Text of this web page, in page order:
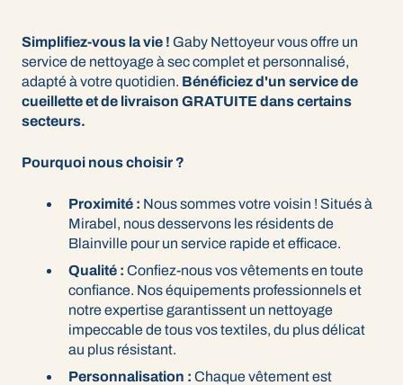
Simplifiez-vous la vie ! Gaby Nettoyeur vous offre un
service de nettoyage à sec complet et personnalisé,
adapté à votre quotidien. Bénéficiez d'un service de
cueillette et de livraison GRATUITE dans certains
secteurs.
Pourquoi nous choisir ?
Proximité : Nous sommes votre voisin ! Situés à
Mirabel, nous desservons les résidents de
Blainville pour un service rapide et efficace.
Qualité : Confiez-nous vos vêtements en toute
confiance. Nos équipements professionnels et
notre expertise garantissent un nettoyage
impeccable de tous vos textiles, du plus délicat
au plus résistant.
Personnalisation : Chaque vêtement est